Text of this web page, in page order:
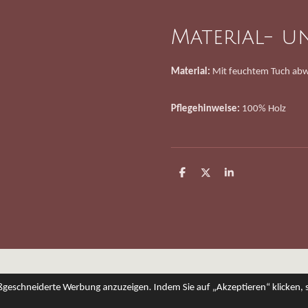
Werbung anzuzeigen. Indem Sie auf „Akzeptieren“ klicken,
Material-
Material: Mit feuchtem Tuch
Pflegehinweise: 100% Holz
T
T
T